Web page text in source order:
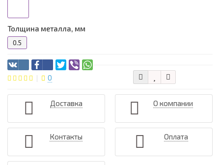
Толщина металла, мм
0.5
0
Доставка О компании
Контакты Оплата